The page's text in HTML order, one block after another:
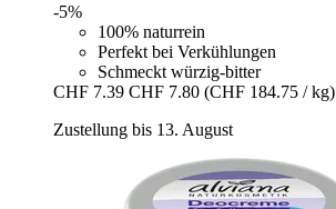
-5%
100% naturrein
Perfekt bei Verkühlungen
Schmeckt würzig-bitter
CHF 7.39 CHF 7.80 (CHF 184.75 / kg)
Zustellung bis 13. August